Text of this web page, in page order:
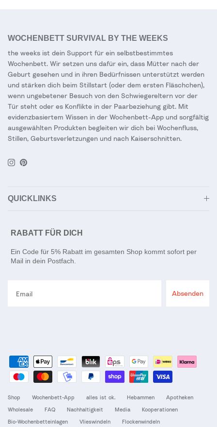
WOCHENBETT SURVIVAL BY THE WEEKS
the weeks ist dein Support für ein selbstbestimmtes
Wochenbett. Wir setzen uns dafür ein, dass Mütter nach der
Geburt gesehen und in ihren Bedürfnissen unterstützt werden
und stärken dich beim Stillstart (oder dem ersten Fläschchen),
wenn ungebetener Besuch von den Schwiegereltern vor der
Tür steht oder es Konflikte in der Paarbeziehung gibt. Mit
evidenzbasiertem Wissen in der Wochenbett-App und sorgfältig
ausgewählten Produkten begleiten wir dich bei Wochenfluss,
Stillen, Geburtsverletzungen und nach Kaiserschnitten.
Instagram
Pinterest
QUICKLINKS
RABATT FÜR DICH
Ein Code für 5% Rabatt im gesamten Shop kommt sofort per
Mail in dein Postfach.
Absenden
Shop Wochenbett-App alles ist ok. Hebammen
Apotheken
Wholesale
FAQ Nachhaltigkeit Media
Kooperationen
Bio-Wochenbetteinlagen
Vlieswindeln Flockenwindeln